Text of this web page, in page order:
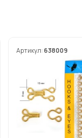
Артикул: 638009